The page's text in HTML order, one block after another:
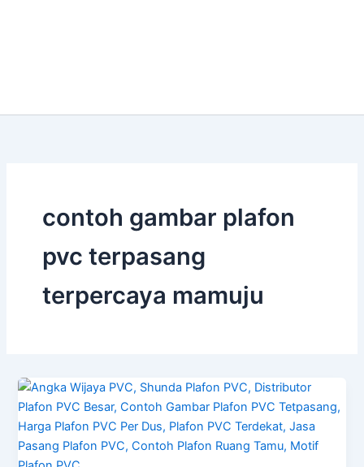
contoh gambar plafon
pvc terpasang
terpercaya mamuju